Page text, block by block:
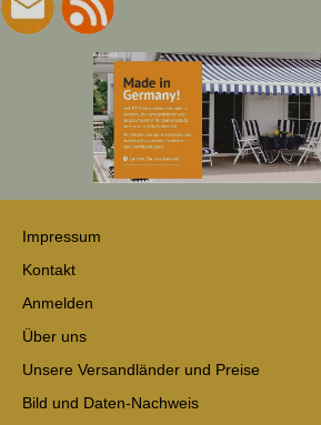
Impressum
Kontakt
Anmelden
Über uns
Unsere Versandländer und Preise
Bild und Daten-Nachweis